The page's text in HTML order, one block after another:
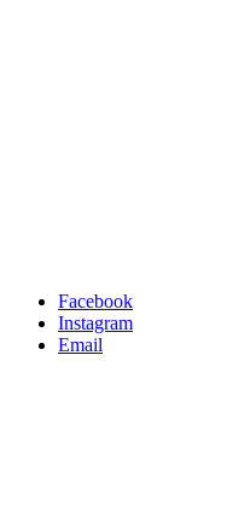
Facebook
Instagram
Email